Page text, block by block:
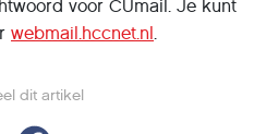
dit artikel
voor CUmail. Je kunt
webmail.hccnet.nl.